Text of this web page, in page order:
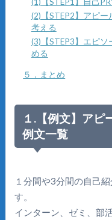
(2)【STEP2】アピ
考える
(3)【STEP3】エピ
める
５．まとめ
１.【例文】アピ
例文一覧
１分間や3分間の自己
す。
インターン、ゼミ、部